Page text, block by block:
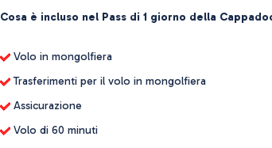
Cosa è incluso nel Pass di 1 giorno della
Volo in mongolfiera
Trasferimenti per il volo in mongolfiera
Assicurazione
Volo di 60 minuti